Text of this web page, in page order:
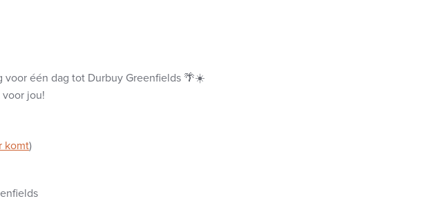
voor één dag tot Durbuy Greenfields 🌴☀️
jou!
komt)